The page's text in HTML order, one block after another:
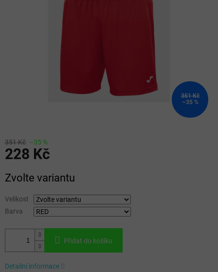
351 Kč
–35 %
351 Kč –35 %
228 Kč
cena:
Zvolte variantu
Velikost
Barva
Přidat do košíku
Detailní informace